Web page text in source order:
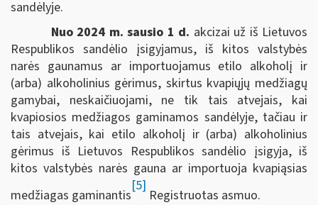
sandėlyje.
Nuo 2024 m. sausio 1 d. akcizai už iš Lietuvos
Respublikos sandėlio įsigyjamus, iš kitos valstybės
narės gaunamus ar importuojamus etilo alkoholį ir
(arba) alkoholinius gėrimus, skirtus kvapiųjų medžiagų
gamybai, neskaičiuojami, ne tik tais atvejais, kai
kvapiosios medžiagos gaminamos sandėlyje, tačiau ir
tais atvejais, kai etilo alkoholį ir (arba) alkoholinius
gėrimus iš Lietuvos Respublikos sandėlio įsigyja, iš
kitos valstybės narės gauna ar importuoja kvapiąsias
medžiagas gaminantis
[5]
Registruotas asmuo.